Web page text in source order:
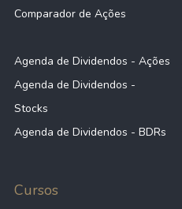
Comparador de Ações
Agenda de Dividendos - Ações
Agenda de Dividendos -
Stocks
Agenda de Dividendos - BDRs
Cursos